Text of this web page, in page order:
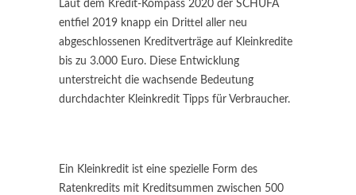
Laut dem Kredit-Kompass 2020 der SCHUFA
entfiel 2019 knapp ein Drittel aller neu
abgeschlossenen Kreditverträge auf Kleinkredite
bis zu 3.000 Euro. Diese Entwicklung
unterstreicht die wachsende Bedeutung
durchdachter Kleinkredit Tipps für Verbraucher.
Ein Kleinkredit ist eine spezielle Form des
Ratenkredits mit Kreditsummen zwischen 500